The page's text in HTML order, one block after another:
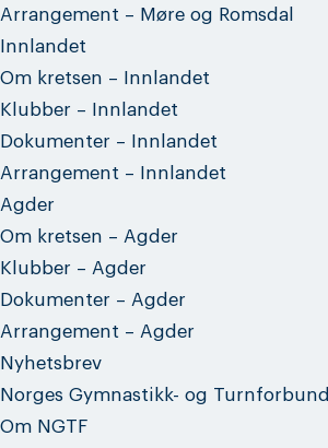
Arrangement – Møre og Romsdal
Innlandet
Om kretsen – Innlandet
Klubber – Innlandet
Dokumenter – Innlandet
Arrangement – Innlandet
Agder
Om kretsen – Agder
Klubber – Agder
Dokumenter – Agder
Arrangement – Agder
Nyhetsbrev
Norges Gymnastikk- og Turnforbund
Om NGTF